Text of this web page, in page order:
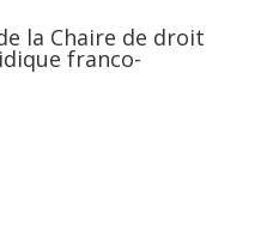
la Chaire de droit
franco-